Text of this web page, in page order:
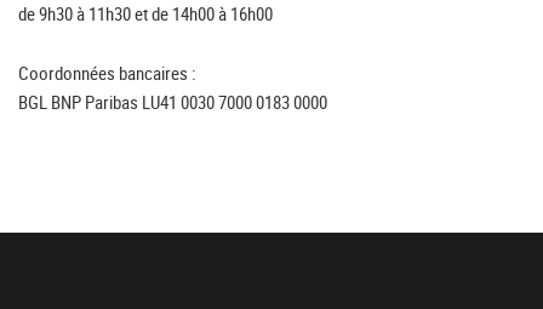
de 9h30 à 11h30 et de 14h00 à 16h00
Coordonnées bancaires :
BGL BNP Paribas LU41 0030 7000 0183 0000